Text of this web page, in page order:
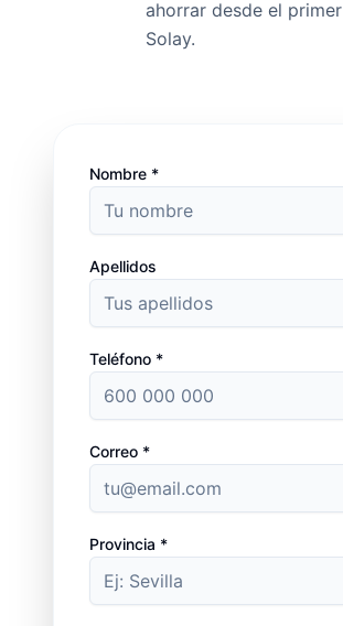
ahorrar desde el
Solay.
Nombre *
Apellidos
Teléfono *
Correo *
Provincia *